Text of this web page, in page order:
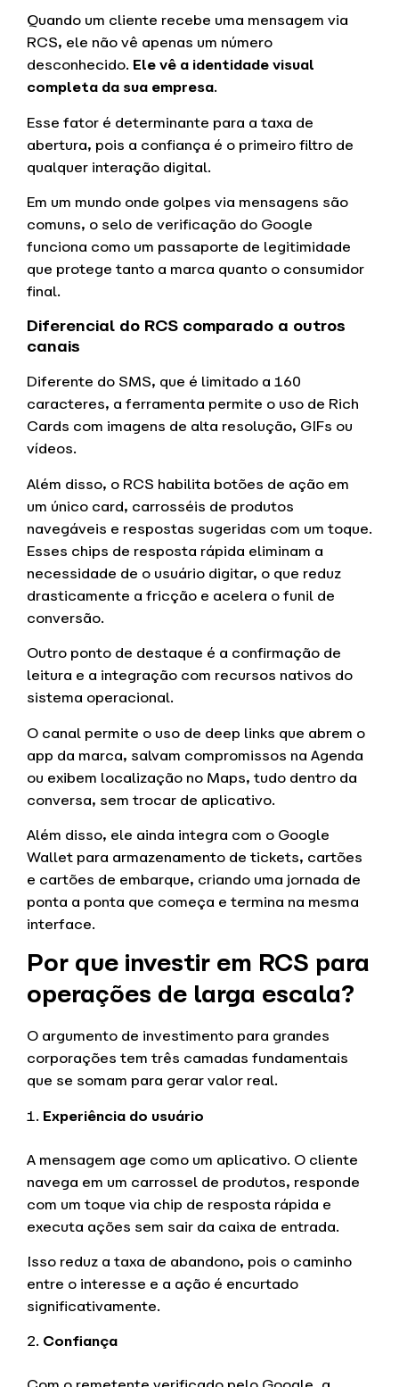
Quando um cliente recebe uma mensagem via
RCS, ele não vê apenas um número
desconhecido. Ele vê a identidade visual
completa da sua empresa.
Esse fator é determinante para a taxa de
abertura, pois a confiança é o primeiro filtro de
qualquer interação digital.
Em um mundo onde golpes via mensagens são
comuns, o selo de verificação do Google
funciona como um passaporte de legitimidade
que protege tanto a marca quanto o consumidor
final.
Diferencial do RCS comparado a outros
canais
Diferente do SMS, que é limitado a 160
caracteres, a ferramenta permite o uso de Rich
Cards com imagens de alta resolução, GIFs ou
vídeos.
Além disso, o RCS habilita botões de ação em
um único card, carrosséis de produtos
navegáveis e respostas sugeridas com um toque.
Esses chips de resposta rápida eliminam a
necessidade de o usuário digitar, o que reduz
drasticamente a fricção e acelera o funil de
conversão.
Outro ponto de destaque é a confirmação de
leitura e a integração com recursos nativos do
sistema operacional.
O canal permite o uso de deep links que abrem o
app da marca, salvam compromissos na Agenda
ou exibem localização no Maps, tudo dentro da
conversa, sem trocar de aplicativo.
Além disso, ele ainda integra com o Google
Wallet para armazenamento de tickets, cartões
e cartões de embarque, criando uma jornada de
ponta a ponta que começa e termina na mesma
interface.
Por que investir em RCS para
operações de larga escala?
O argumento de investimento para grandes
corporações tem três camadas fundamentais
que se somam para gerar valor real.
Experiência do usuário
A mensagem age como um aplicativo. O cliente
navega em um carrossel de produtos, responde
com um toque via chip de resposta rápida e
executa ações sem sair da caixa de entrada.
Isso reduz a taxa de abandono, pois o caminho
entre o interesse e a ação é encurtado
significativamente.
Confiança